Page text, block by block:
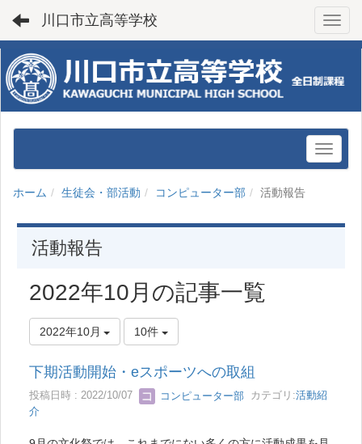
川口市立高等学校
ホーム 生徒会・部活動 コンピューター部 活動報告
活動報告
2022年10月の記事一覧
2022年10月 10件
下期活動開始・eスポーツへの取組
投稿日時 : 2022/10/07 コンピューター部 カテゴリ:活動紹
介